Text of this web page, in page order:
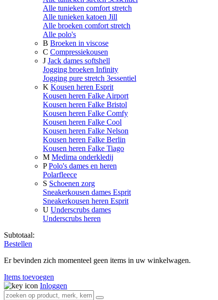
Alle tunieken comfort stretch
Alle tunieken katoen Jill
Alle broeken comfort stretch
Alle polo's
B Broeken in viscose
C Compressiekousen
J Jack dames softshell
Jogging broeken Infinity
Jogging pure stretch 3essentiel
K Kousen heren Esprit
Kousen heren Falke Airport
Kousen heren Falke Bristol
Kousen heren Falke Comfy
Kousen heren Falke Cool
Kousen heren Falke Nelson
Kousen heren Falke Berlin
Kousen heren Falke Tiago
M Medima onderkledij
P Polo's dames en heren
Polarfleece
S Schoenen zorg
Sneakerkousen dames Esprit
Sneakerkousen heren Esprit
U Underscrubs dames
Underscrubs heren
Subtotaal:
Bestellen
Er bevinden zich momenteel geen items in uw winkelwagen.
Items toevoegen
Inloggen